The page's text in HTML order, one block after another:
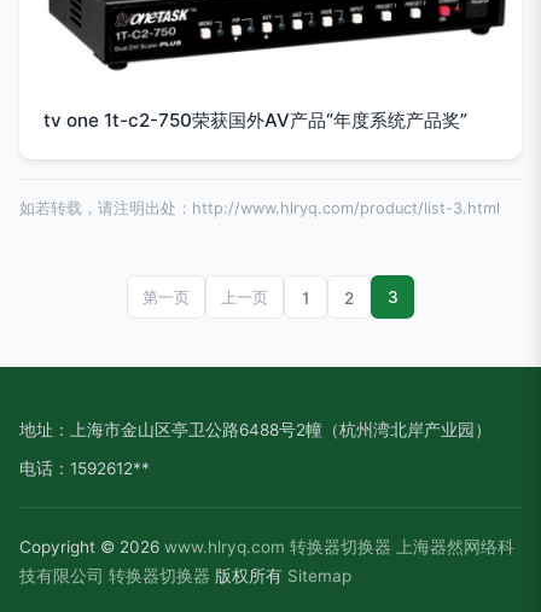
tv one 1t-c2-750荣获国外AV产品“年度系统产品奖”
如若转载，请注明出处：http://www.hlryq.com/product/list-3.html
第一页 上一页 1 2 3
地址：上海市金山区亭卫公路6488号2幢（杭州湾北岸产业园）
电话：1592612**
Copyright © 2026 www.hlryq.com 转换器切换器
上海器然网络科
技有限公司 转换器切换器 版权所有 Sitemap